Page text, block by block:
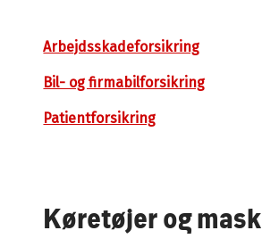
Arbejdsskadeforsikring
Bil- og firmabilforsikring
Patientforsikring
Køretøjer og